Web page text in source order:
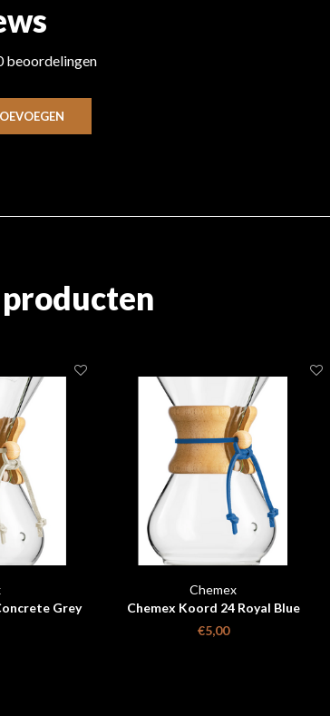
beoordelingen
Grey
Chemex
Chemex Koord 24 Royal Blue
€5,00